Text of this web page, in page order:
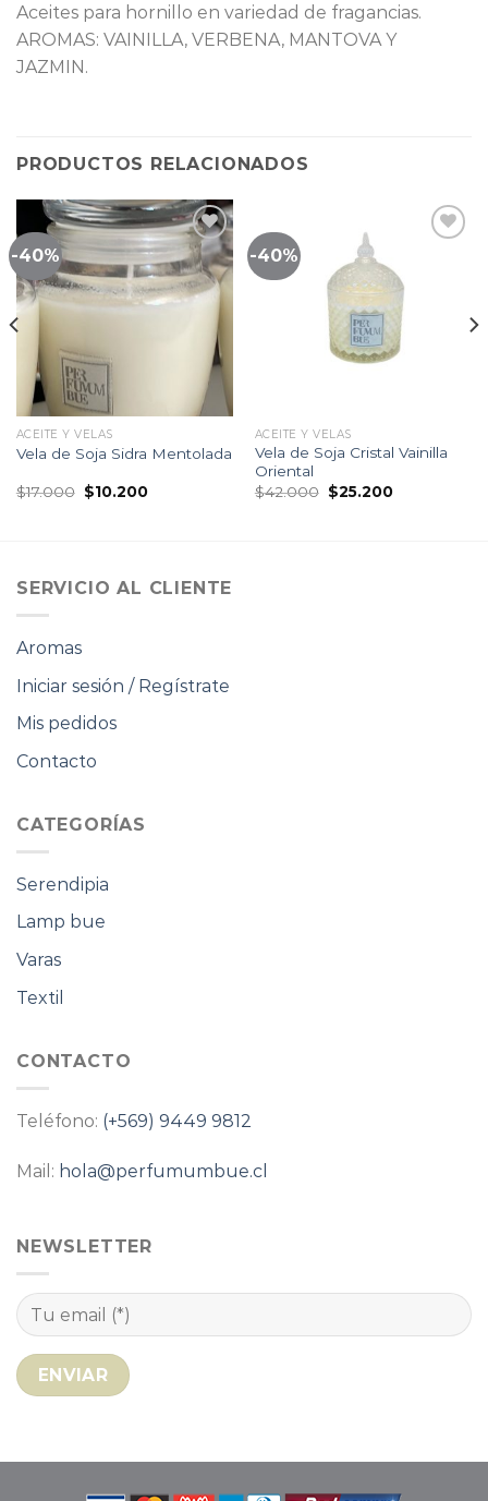
Aceites para hornillo en variedad de fragancias.
AROMAS: VAINILLA, VERBENA, MANTOVA Y
JAZMIN.
PRODUCTOS RELACIONADOS
-40%
Lista
de
seguimiento
ACEITE Y VELAS
Vela de Soja Sidra Mentolada
$17.000 El
precio
$10.200El
-40%
seguimiento
ACEITE Y VELAS
Vela de Soja Cristal Vainilla
Oriental
$42.000 El
precio
$25.200El
SERVICIO AL CLIENTE
Aromas
Iniciar sesión / Regístrate
Mis pedidos
Contacto
CATEGORÍAS
Serendipia
Lamp bue
Varas
Textil
CONTACTO
Teléfono: (+569) 9449 9812
Mail: hola@perfumumbue.cl
NEWSLETTER